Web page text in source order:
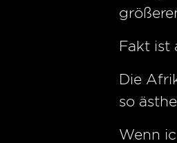
Fakt ist
Die
so
Wenn